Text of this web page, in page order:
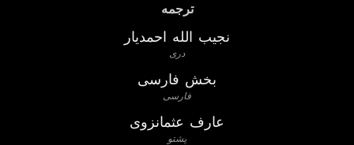
ترجمه
نجیب الله احمدیار
دری
بخش فارسی
فارسی
عارف عثمانزوی
پشتو